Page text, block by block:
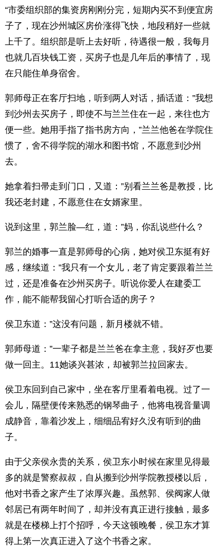
“市委组织部的集资房刚刚分完，短期内买不到便宜房
子了，现在沙州城区房价涨得飞快，地段稍好一些就
上千了。组织部是听上去好听，待遇很一般，我每月
也就几百块钱工资，买房子也是几年后的事情了，现
在只能住单身宿舍。
郭师母正在客厅扫地，听到两人对话，插话道：”我想
到沙州去买房子，即使不与兰兰住在一起，来往也方
便一些。她用手指了指书房方向，”兰兰他爸在学院住
惯了，舍不得学院的湖水和图书馆，不愿意到沙州
去。
她拿着扫帚走到门口，又道：”别看兰兰爸是教授，比
我还老封建，不愿意住在女婿家里。
说到这里，郭兰脸—红，道：”妈，你乱说些什么？
郭兰的婚事一直是郭师母的心病，她对侯卫东挺有好
感，继续道：”我只有一个女儿，老了肯定要跟着兰兰
过，还是准备在沙州买房子。听说你爱人在建委工
作，能不能帮我留心打听合适的房子？
侯卫东道：”这没有问题，新月楼就不错。
郭师母道：”一辈子都是兰兰爸在拿主意，我好歹也要
做一回主。11她谈兴甚浓，却被郭兰拉回家去。
侯卫东回到自己家中，坐在客厅里看着电视。过了一
会儿，隔壁便传来熟悉的钢琴曲子，他将电视音量调
成静音，靠着沙发上，细细品宥好久没有听到的曲
子。
由于父亲侯永贵的关系，侯卫东小时候在家里见得最
多的就是警察叔叔，自从搬到沙州学院教授楼以后，
他对书香之家产生了浓厚兴趣。虽然郭、侯阀家人做
邻居已有两年时间了，却并没有真正进行接触，最多
就是在楼梯上打个招呼，今天这顿晚餐，侯卫东才算
得上第一次真正进入了这个书香之家。